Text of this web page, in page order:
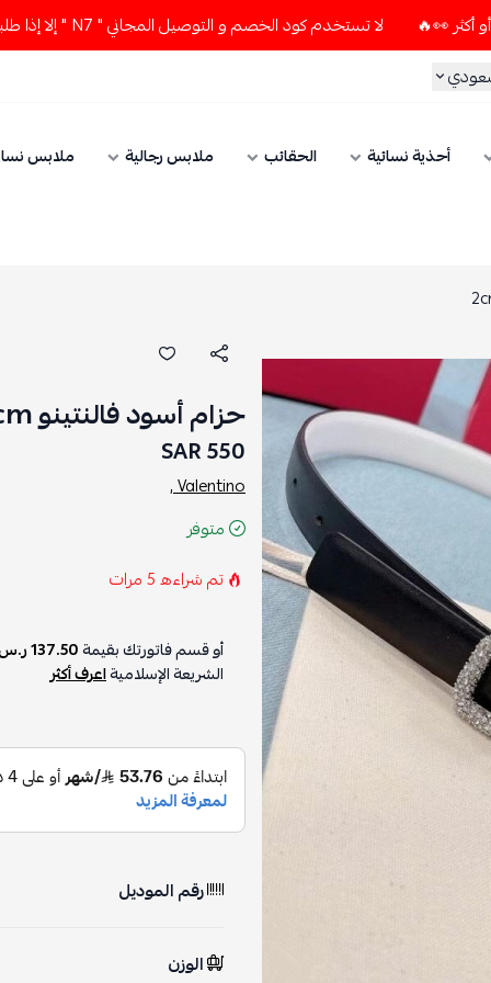
لا تستخدم كود الخصم و التوصيل المجاني " N7 " إلا إذا طلبت قطعتين أو أكثر 👀🔥
أحذية نسائية الحقائب ملابس رجالية ملابس
حزام أسود فالنتينو 2cm
550 SAR
Valentino ,
متوفر
تم شراءه5مرات
أو قسم فاتورتك بقيمة137.50 ر.س
الشريعة الإسلاميةاعرف أكثر
رقم الموديل
الوزن